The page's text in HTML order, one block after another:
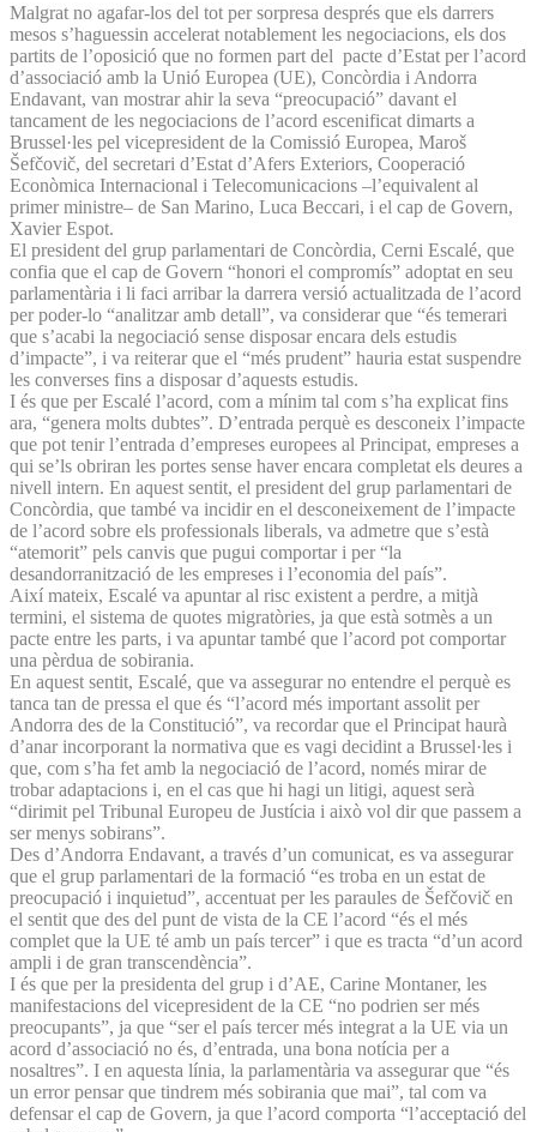
Malgrat no agafar-los del tot per sorpresa després que els darrers
mesos s’haguessin accelerat notablement les negociacions, els dos
partits de l’oposició que no formen part del pacte d’Estat per l’acord
d’associació amb la Unió Europea (UE), Concòrdia i Andorra
Endavant, van mostrar ahir la seva “preocupació” davant el
tancament de les negociacions de l’acord escenificat dimarts a
Brussel·les pel vicepresident de la Comissió Europea, Maroš
Šefčovič, del secretari d’Estat d’Afers Exteriors, Cooperació
Econòmica Internacional i Telecomunicacions –l’equivalent al
primer ministre– de San Marino, Luca Beccari, i el cap de Govern,
Xavier Espot.
El president del grup parlamentari de Concòrdia, Cerni Escalé, que
confia que el cap de Govern “honori el compromís” adoptat en seu
parlamentària i li faci arribar la darrera versió actualitzada de l’acord
per poder-lo “analitzar amb detall”, va considerar que “és temerari
que s’acabi la negociació sense disposar encara dels estudis
d’impacte”, i va reiterar que el “més prudent” hauria estat suspendre
les converses fins a disposar d’aquests estudis.
I és que per Escalé l’acord, com a mínim tal com s’ha explicat fins
ara, “genera molts dubtes”. D’entrada perquè es desconeix l’impacte
que pot tenir l’entrada d’empreses europees al Principat, empreses a
qui se’ls obriran les portes sense haver encara completat els deures a
nivell intern. En aquest sentit, el president del grup parlamentari de
Concòrdia, que també va incidir en el desconeixement de l’impacte
de l’acord sobre els professionals liberals, va admetre que s’està
“atemorit” pels canvis que pugui comportar i per “la
desandorranització de les empreses i l’economia del país”.
Així mateix, Escalé va apuntar al risc existent a perdre, a mitjà
termini, el sistema de quotes migratòries, ja que està sotmès a un
pacte entre les parts, i va apuntar també que l’acord pot comportar
una pèrdua de sobirania.
En aquest sentit, Escalé, que va assegurar no entendre el perquè es
tanca tan de pressa el que és “l’acord més important assolit per
Andorra des de la Constitució”, va recordar que el Principat haurà
d’anar incorporant la normativa que es vagi decidint a Brussel·les i
que, com s’ha fet amb la negociació de l’acord, només mirar de
trobar adaptacions i, en el cas que hi hagi un litigi, aquest serà
“dirimit pel Tribunal Europeu de Justícia i això vol dir que passem a
ser menys sobirans”.
Des d’Andorra Endavant, a través d’un comunicat, es va assegurar
que el grup parlamentari de la formació “es troba en un estat de
preocupació i inquietud”, accentuat per les paraules de Šefčovič en
el sentit que des del punt de vista de la CE l’acord “és el més
complet que la UE té amb un país tercer” i que es tracta “d’un acord
ampli i de gran transcendència”.
I és que per la presidenta del grup i d’AE, Carine Montaner, les
manifestacions del vicepresident de la CE “no podrien ser més
preocupants”, ja que “ser el país tercer més integrat a la UE via un
acord d’associació no és, d’entrada, una bona notícia per a
nosaltres”. I en aquesta línia, la parlamentària va assegurar que “és
un error pensar que tindrem més sobirania que mai”, tal com va
defensar el cap de Govern, ja que l’acord comporta “l’acceptació del